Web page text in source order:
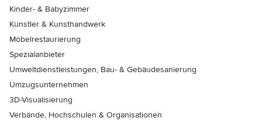
Kinder- & Babyzimmer
Künstler & Kunsthandwerk
Möbelrestaurierung
Spezialanbieter
Umweltdienstleistungen, Bau- & Gebäudesanierung
Umzugsunternehmen
3D-Visualisierung
Verbände, Hochschulen & Organisationen